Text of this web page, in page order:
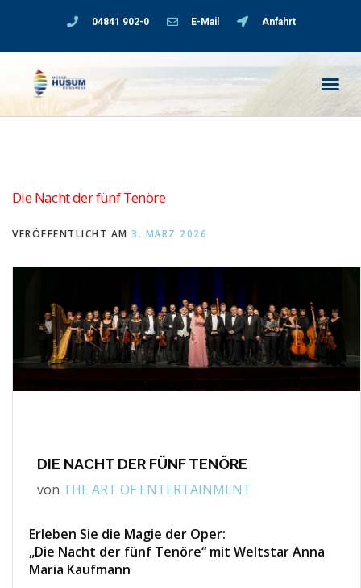
04841 902-0 E-Mail Anfahrt
Die Nacht der fünf Tenöre
VERÖFFENTLICHT AM 3. MÄRZ 2026
DIE NACHT DER FÜNF TENÖRE
von THE ART OF ENTERTAINMENT
Erleben Sie die Magie der Oper:
„Die Nacht der fünf Tenöre“ mit Weltstar Anna
Maria Kaufmann